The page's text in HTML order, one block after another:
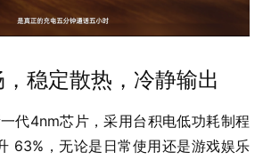
稳定散热，冷静输出
代4nm芯片，采用台积电低功耗制程
63%，无论是日常使用还是游戏娱乐